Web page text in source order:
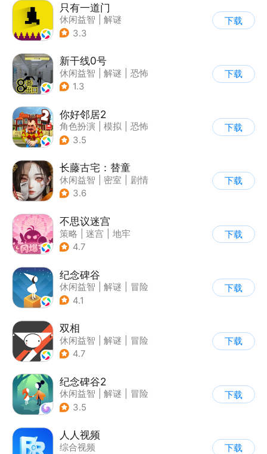
只有一道门
休闲益智
解谜
| 像素风
3.3
下载
新干线0号
休闲益智 解谜
恐怖
| 写实
1.3
下载
你好邻居2
角色扮演 模拟
恐怖
| 卡通
3.5
下载
长藤古宅：替童
休闲益智 密室
剧情
| 解谜
3.6
下载
不思议迷宫
策略 迷宫
地牢
| 史莱姆
4.7
下载
纪念碑谷
休闲益智 解谜
冒险
| 治愈
4.1
下载
双相
休闲益智 解谜
冒险
| 公益
4.7
下载
纪念碑谷2
休闲益智 解谜
冒险
| 清新
3.5
下载
人人视频
综合视频
下载